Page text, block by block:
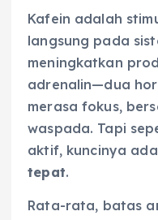
Kafein adalah
langsung pada
meningkatkan
adrenalin—dua
merasa fokus,
waspada. Tapi
aktif, kuncinya
tepat.
Rata-rata, batas